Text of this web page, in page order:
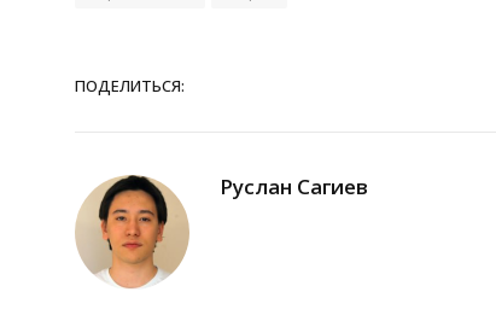
ПОДЕЛИТЬСЯ:
Руслан Сагиев